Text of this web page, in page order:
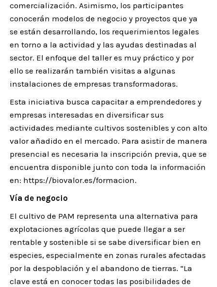
comercialización. Asimismo, los participantes
conocerán modelos de negocio y proyectos que ya
se están desarrollando, los requerimientos legales
en torno a la actividad y las ayudas destinadas al
sector. El enfoque del taller es muy práctico y por
ello se realizarán también visitas a algunas
instalaciones de empresas transformadoras.
Esta iniciativa busca capacitar a emprendedores y
empresas interesadas en diversificar sus
actividades mediante cultivos sostenibles y con alto
valor añadido en el mercado. Para asistir de manera
presencial es necesaria la inscripción previa, que se
encuentra disponible junto con toda la información
en: https://biovalor.es/formacion.
Vía de negocio
El cultivo de PAM representa una alternativa para
explotaciones agrícolas que puede llegar a ser
rentable y sostenible si se sabe diversificar bien en
especies, especialmente en zonas rurales afectadas
por la despoblación y el abandono de tierras. “La
clave está en conocer todas las posibilidades de